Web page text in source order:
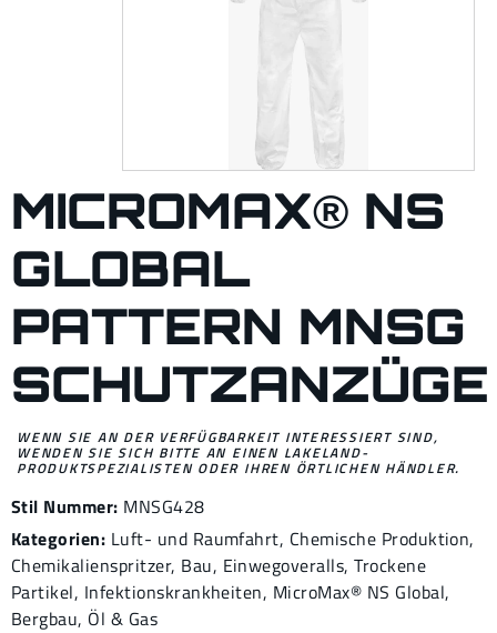
MICROMAX® NS
GLOBAL
PATTERN MNSG
SCHUTZANZÜGE
WENN SIE AN DER VERFÜGBARKEIT INTERESSIERT SIND,
WENDEN SIE SICH BITTE AN EINEN LAKELAND-
PRODUKTSPEZIALISTEN ODER IHREN ÖRTLICHEN HÄNDLER.
Stil Nummer: MNSG428
Kategorien: Luft- und Raumfahrt, Chemische Produktion,
Chemikalienspritzer, Bau, Einwegoveralls,Trockene
Partikel, Infektionskrankheiten, MicroMax® NS Global,
Bergbau, Öl & Gas